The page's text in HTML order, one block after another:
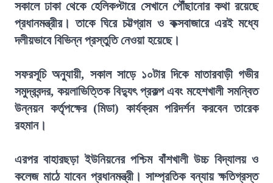
সকালে ঢাকা থেকে হেলিকপ্টারে সেখানে পৌঁছানোর কথা রয়েছে
প্রধানমন্ত্রীর। তাকে ঘিরে চট্টগ্রাম ও কক্সবাজারে এরই মধ্যে
দলীয়ভাবে বিভিন্ন প্রস্তুতি নেওয়া হয়েছে।
সফরসূচি অনুযায়ী, সকাল সাড়ে ১০টার দিকে মাতারবাড়ী গভীর
সমুদ্রবন্দর, কয়লাভিত্তিক বিদ্যুৎ প্রকল্প এবং মহেশখালী সমন্বিত
উন্নয়ন কর্তৃপক্ষের (মিডা) কার্যক্রম পরিদর্শন করবেন তারেক
রহমান।
এরপর বাহারছড়া ইউনিয়নের পশ্চিম বাঁশখালী উচ্চ বিদ্যালয় ও
কলেজ মাঠে যাবেন প্রধানমন্ত্রী। সাম্প্রতিক বন্যায় ক্ষতিগ্রস্ত